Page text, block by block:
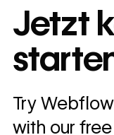
In
Jetzt
Try
with our